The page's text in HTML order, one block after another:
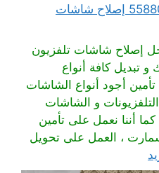
فني تصليح تلفزيونات 55880595 إصلاح شاشات
إصلاح شاشات تلفزيون
تبديل كافة أنواع
تأمين أجود أنواع الشاشات
و الشاشات
كما أننا نعمل على تأمين
، العمل على تحويل